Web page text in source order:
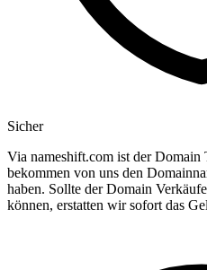
Sicher
Via nameshift.com ist der Domain
bekommen von uns den
haben. Sollte der Domain
können, erstatten wir sofort das